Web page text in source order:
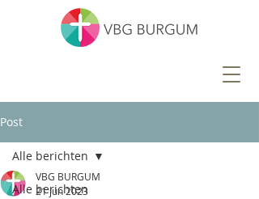
Post
Alle berichten
Alle berichten
VBG BURGUM
21 jun 2023